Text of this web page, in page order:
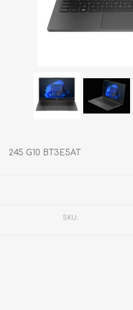
245 G10 BT3E5AT
SKU: